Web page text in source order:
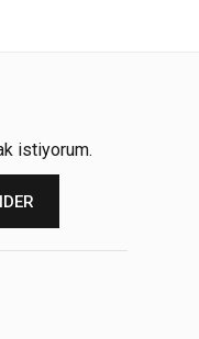
istiyorum.